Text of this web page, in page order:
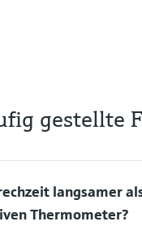
gestellte
langsamer
Thermometer?